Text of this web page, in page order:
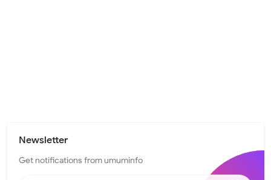
Newsletter
Get notifications from umuminfo